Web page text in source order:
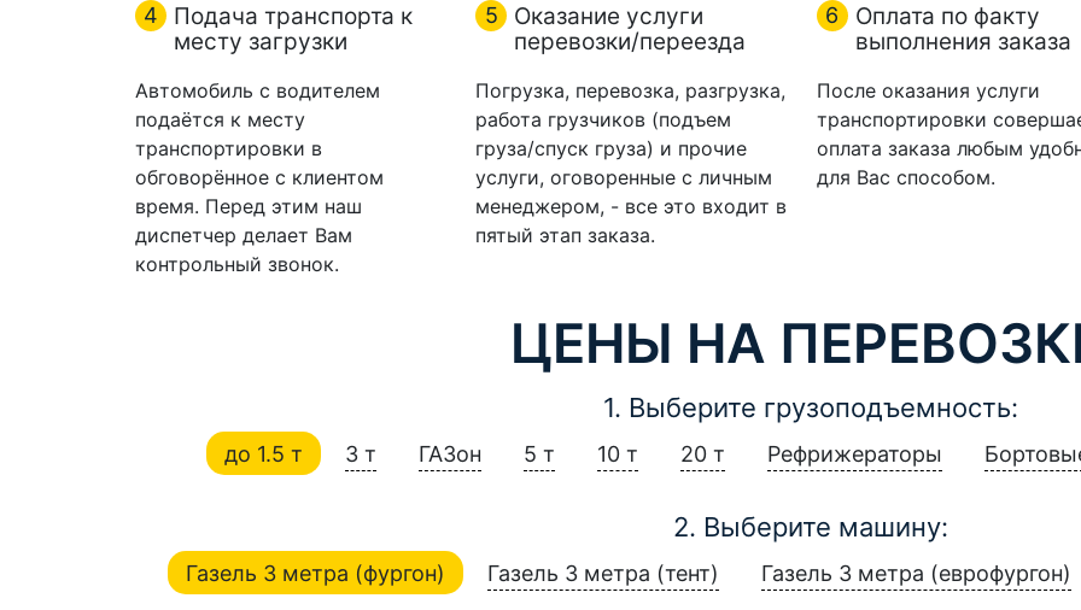
4
Подача транспорта к
месту загрузки
Автомобиль с водителем
подаётся к месту
транспортировки в
обговорённое с клиентом
время. Перед этим наш
диспетчер делает Вам
контрольный звонок.
5
Оказание услуги
перевозки/переезда
Погрузка, перевозка, разгрузка,
работа грузчиков (подъем
груза/спуск груза) и прочие
услуги, оговоренные с личным
менеджером, - все это входит в
пятый этап заказа.
6
Оплата по факту
выполнения заказа
После оказания услуги
транспортировки
оплата заказа любым
для Вас способом.
ЦЕНЫ НА
1. Выберите грузоподъемность:
до 1.5 т 3 т ГАЗон 5 т 10 т 20 т Рефрижераторы
2. Выберите машину:
Газель 3 метра (фургон) Газель 3 метра (тент) Газель 3 метра (еврофургон)